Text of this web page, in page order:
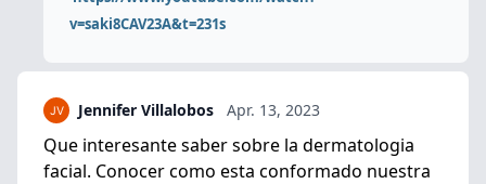
v=saki8CAV23A&t=231s
Jennifer Villalobos Apr. 13, 2023
Que interesante saber sobre la dermatologia
facial. Conocer como esta conformado nuestra